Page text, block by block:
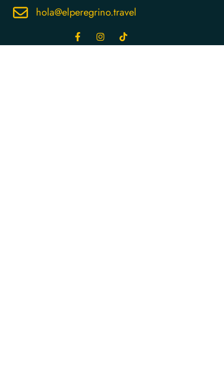
hola@elperegrino.travel